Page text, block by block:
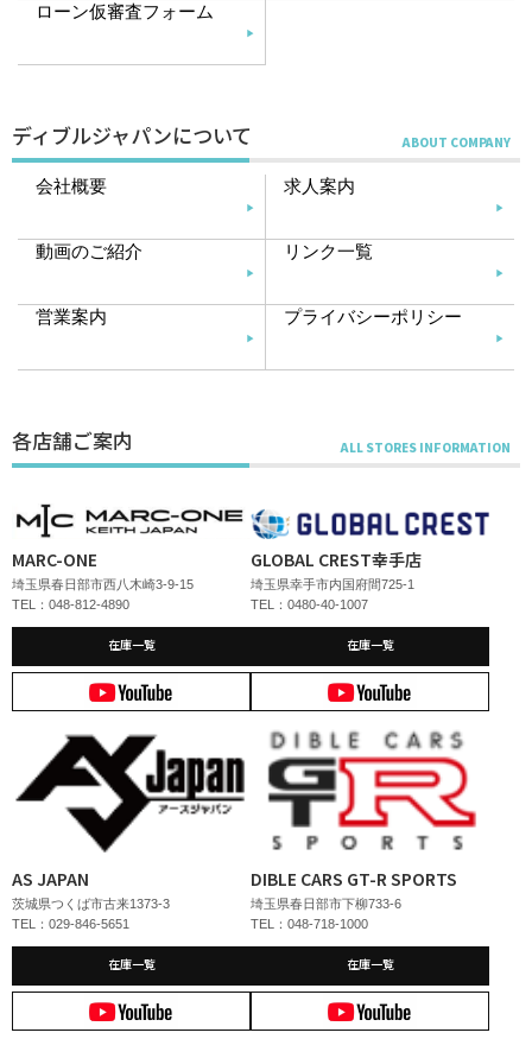
ローン仮審査フォーム
ディブルジャパンについて
会社概要 求人案内
動画のご紹介 リンク一覧
営業案内 プライバシーポリシー
各店舗ご案内
MARC-ONE
埼玉県春日部市西八木崎3-9-15
TEL：048-812-4890
在庫一覧
GLOBAL CREST幸手店
埼玉県幸手市内国府間725-1
TEL：0480-40-1007
在庫一覧
AS JAPAN
茨城県つくば市古来1373-3
TEL：029-846-5651
在庫一覧
DIBLE CARS GT-R SPORTS
埼玉県春日部市下柳733-6
TEL：048-718-1000
在庫一覧